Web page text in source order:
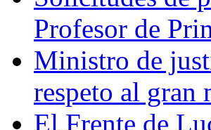
Profesor de
Ministro de
respeto al gran
El Frente de